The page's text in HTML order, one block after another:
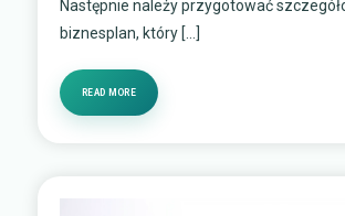
Następnie należy przygotować
biznesplan, który […]
READ MORE